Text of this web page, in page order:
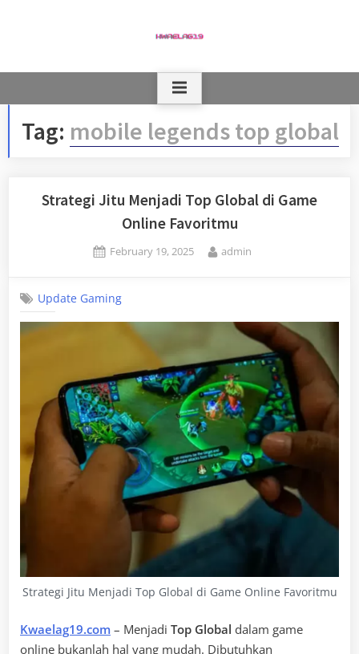
Tag: mobile legends top global
Strategi Jitu Menjadi Top Global di Game
Online Favoritmu
Posted
February 19, 2025 By
admin
Update Gaming
Strategi Jitu Menjadi Top Global di Game Online Favoritmu
Kwaelag19.com – Menjadi Top Global dalam game
online bukanlah hal yang mudah. Dibutuhkan